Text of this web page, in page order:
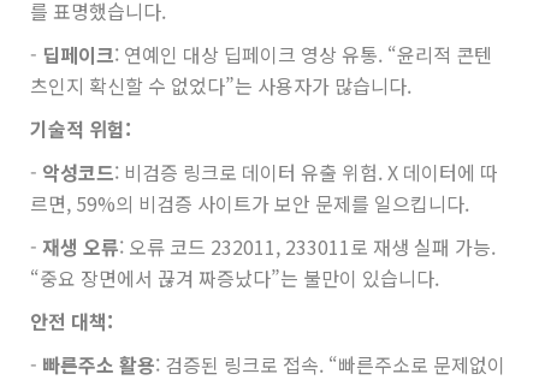
를 표명했습니다.
- 딥페이크: 연예인 대상 딥페이크 영상 유통. “윤리적 콘텐
츠인지 확신할 수 없었다”는 사용자가 많습니다.
기술적 위험:
- 악성코드: 비검증 링크로 데이터 유출 위험. X 데이터에 따
르면, 59%의 비검증 사이트가 보안 문제를 일으킵니다.
- 재생 오류: 오류 코드 232011, 233011로 재생 실패 가능.
“중요 장면에서 끊겨 짜증났다”는 불만이 있습니다.
안전 대책:
- 빠른주소 활용: 검증된 링크로 접속. “빠른주소로 문제없이